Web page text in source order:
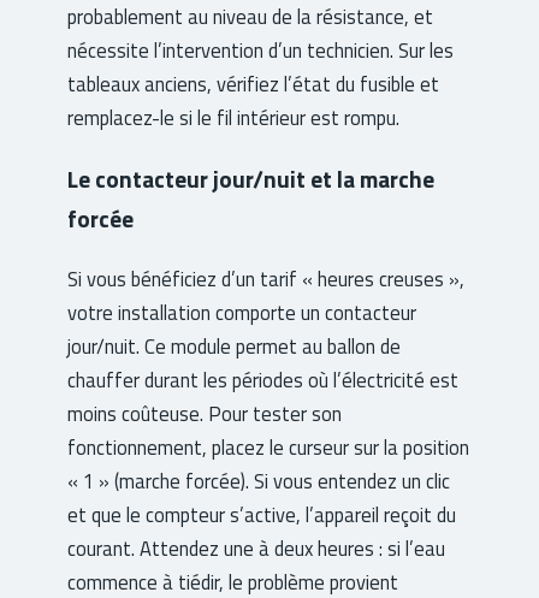
probablement au niveau de la résistance, et
nécessite l’intervention d’un technicien. Sur les
tableaux anciens, vérifiez l’état du fusible et
remplacez-le si le fil intérieur est rompu.
Le contacteur jour/nuit et la marche
forcée
Si vous bénéficiez d’un tarif « heures creuses »,
votre installation comporte un contacteur
jour/nuit. Ce module permet au ballon de
chauffer durant les périodes où l’électricité est
moins coûteuse. Pour tester son
fonctionnement, placez le curseur sur la position
« 1 » (marche forcée). Si vous entendez un clic
et que le compteur s’active, l’appareil reçoit du
courant. Attendez une à deux heures : si l’eau
commence à tiédir, le problème provient